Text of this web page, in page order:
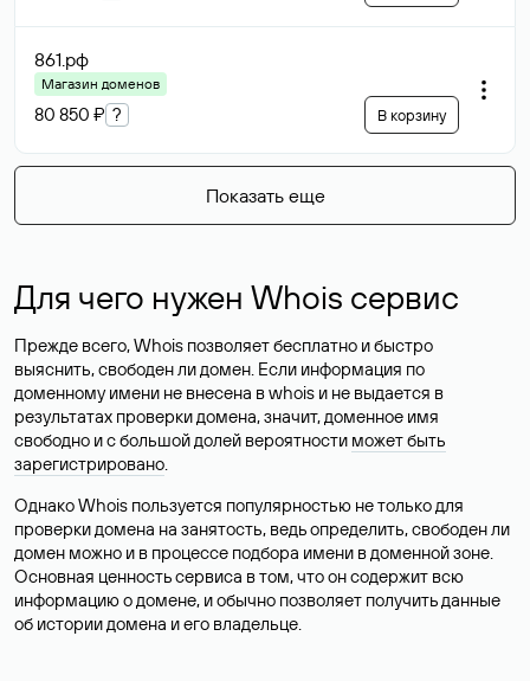
861.рф
Магазин доменов
80 850 ₽ ? В корзину
Показать еще
Для чего нужен Whois сервис
Прежде всего, Whois позволяет бесплатно и быстро
выяснить, свободен ли домен. Если информация по
доменному имени не внесена в whois и не выдается в
результатах проверки домена, значит, доменное имя
свободно и с большой долей вероятности может быть
зарегистрировано.
Однако Whois пользуется популярностью не только для
проверки домена на занятость, ведь определить, свободен ли
домен можно и в процессе подбора имени в доменной зоне.
Основная ценность сервиса в том, что он содержит всю
информацию о домене, и обычно позволяет получить данные
об истории домена и его владельце.